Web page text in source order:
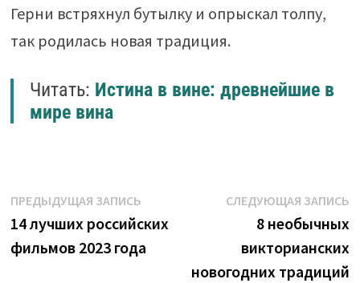
Герни встряхнул бутылку и опрыскал толпу,
так родилась новая традиция.
Читать: Истина в вине: древнейшие в
мире вина
Навигация
по
записям
ПРЕДЫДУЩАЯ ЗАПИСЬПредыдущая
запись:
14 лучших российских
фильмов 2023 года
СЛЕДУЮЩАЯ ЗАПИСЬ
8 необычных
викторианских
новогодних традиций